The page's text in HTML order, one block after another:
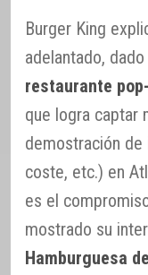
Burger King
adelantado,
restaurante
que logra captar
demostración de
coste, etc.) en
es el
mostrado su
Hamburguesa